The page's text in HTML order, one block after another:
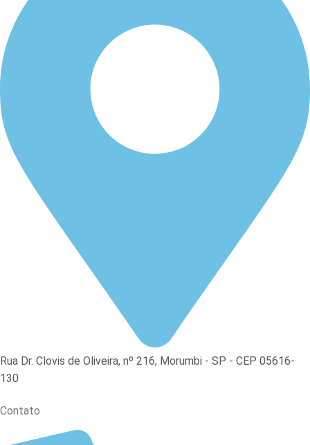
Rua Dr. Clovis de Oliveira, nº 216, Morumbi - SP - CEP 05616-
130
Contato